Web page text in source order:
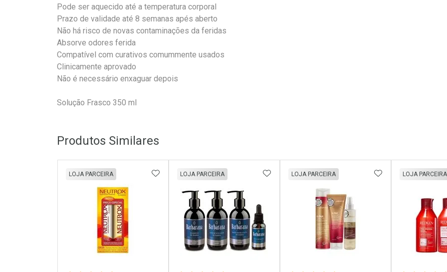
Pode ser aquecido até a temperatura corporal
Prazo de validade até 8 semanas apés aberto
Não há risco de novas contaminações da feridas
Absorve odores ferida
Compatível com curativos comummente usados
Clinicamente aprovado
Não é necessário enxaguar depois
Solução Frasco 350 ml
Produtos Similares
LOJA PARCEIRA ADICIONAR AOS FAVORITOS
LOJA PARCEIRA ADICIONAR AOS FAVORITOS
LOJA PARCEIRA ADICIONAR AOS
LOJA PARCEIRA